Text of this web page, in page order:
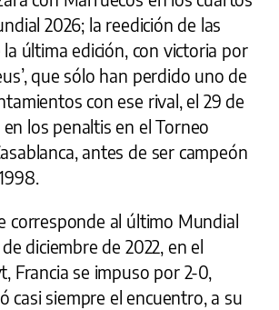
2026; la reedición de las
última edición, con victoria por
que sólo han perdido uno de
con ese rival, el 29 de
los penaltis en el Torneo
antes de ser campeón
corresponde al último Mundial
diciembre de 2022, en el
Francia se impuso por 2-0,
casi siempre el encuentro, a su